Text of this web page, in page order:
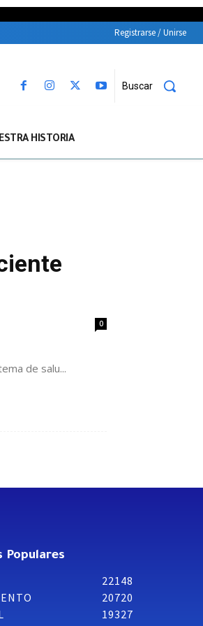
Registrarse / Unirse
Buscar
HISTORIA
0
de salu...
Populares
22148
20720
19327